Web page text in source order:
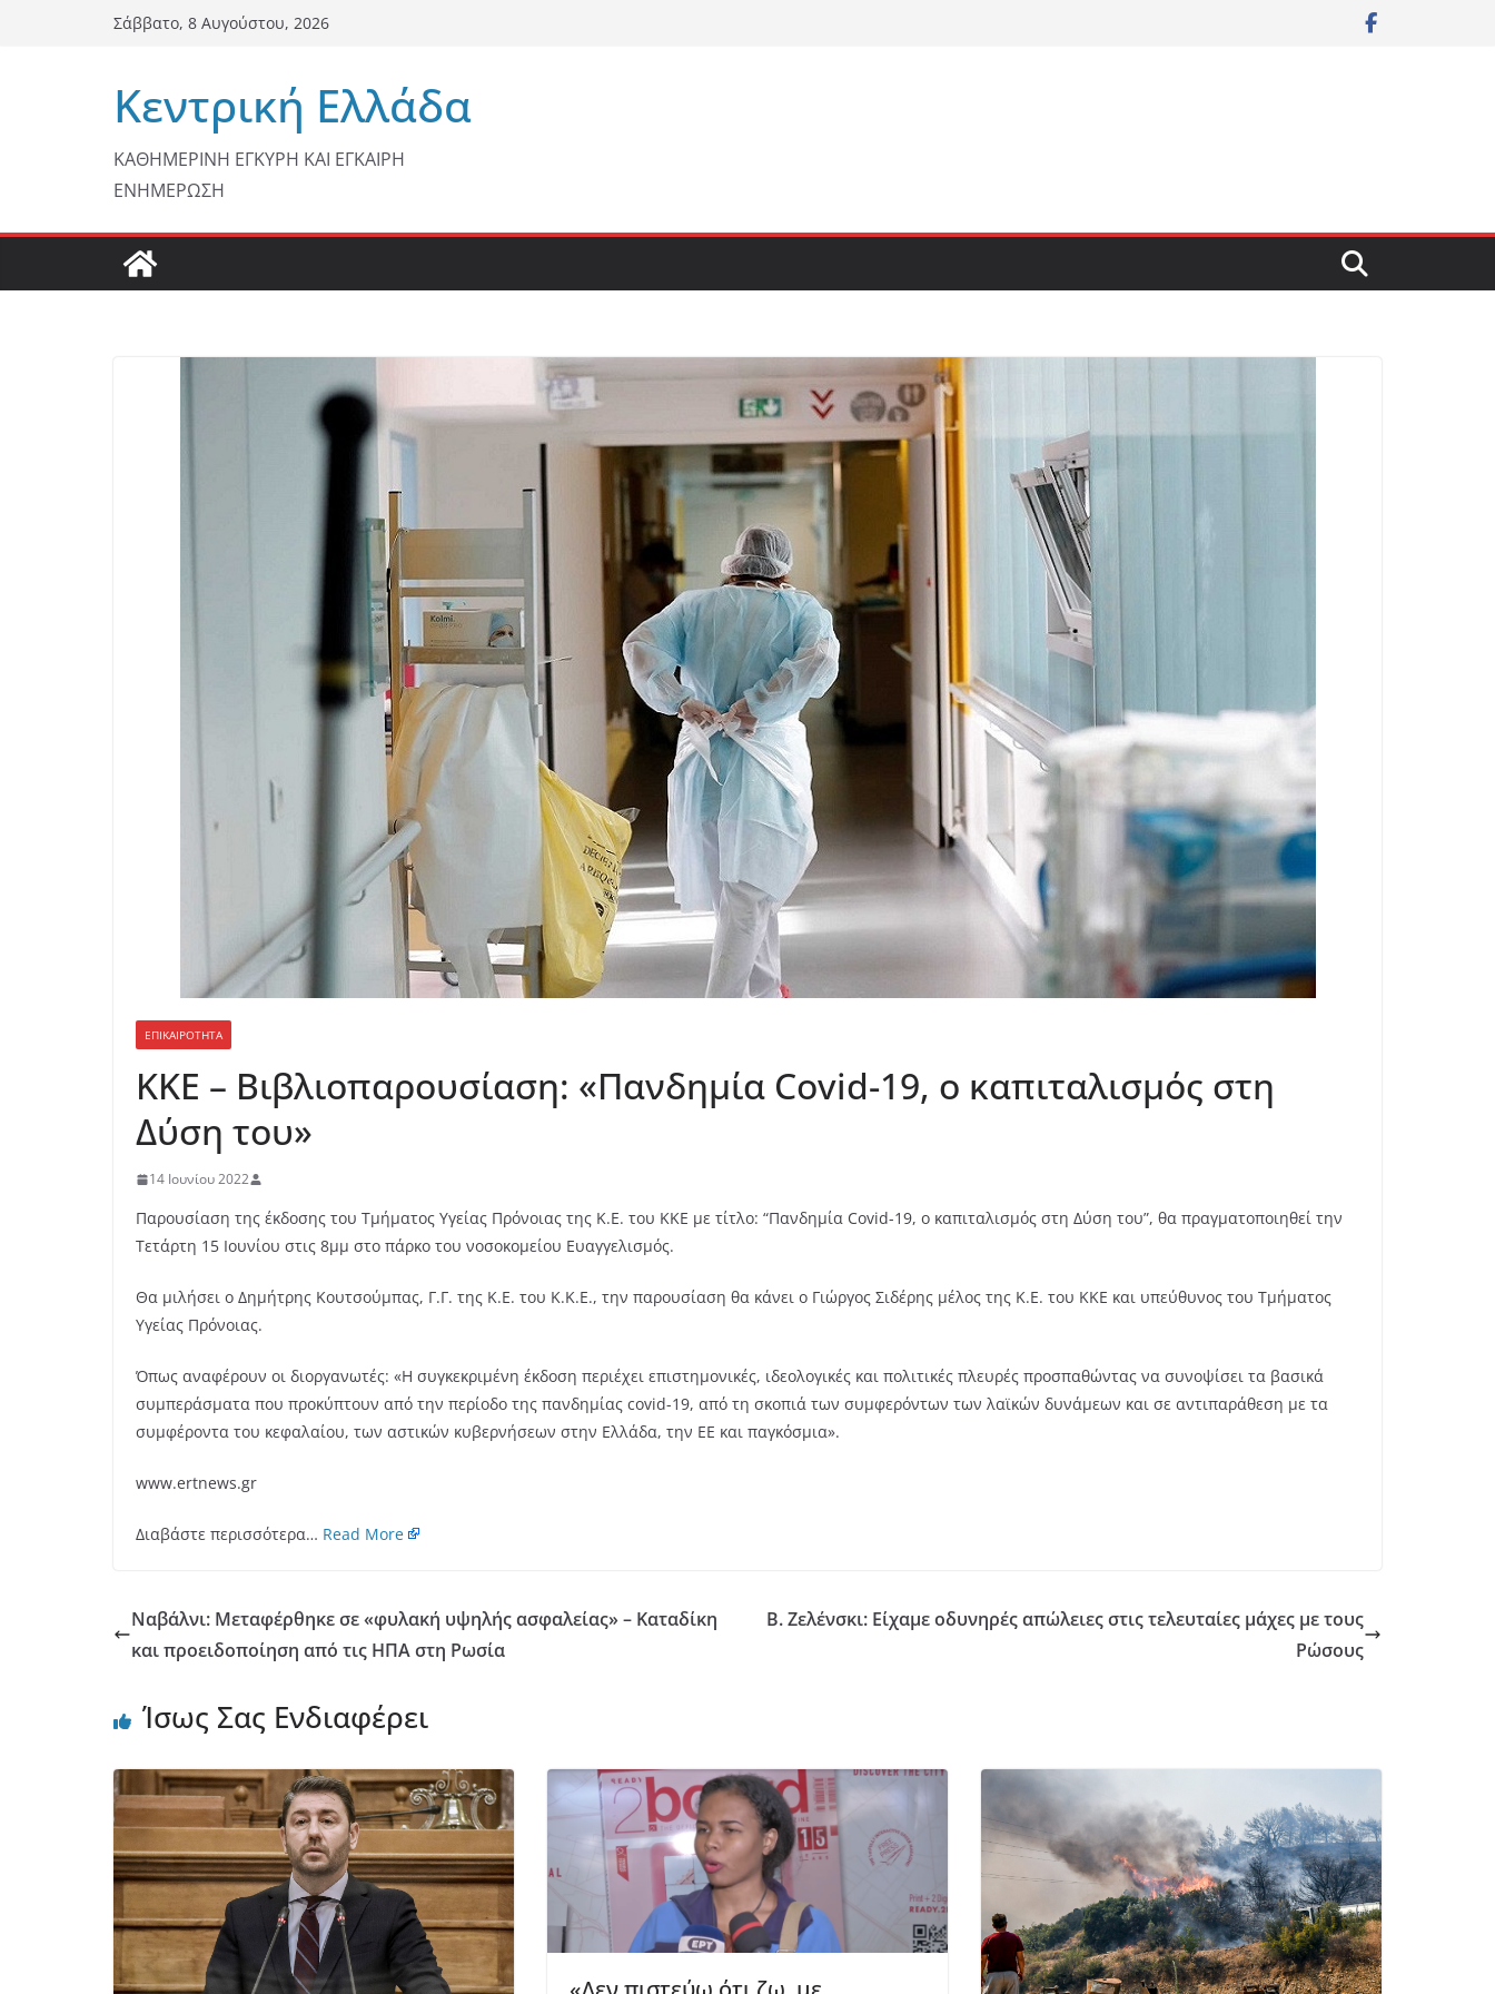
Σάββατο, 8 Αυγούστου, 2026
Κεντρική Ελλάδα
ΚΑΘΗΜΕΡΙΝΗ ΕΓΚΥΡΗ ΚΑΙ ΕΓΚΑΙΡΗ
ΕΝΗΜΕΡΩΣΗ
ΕΠΙΚΑΙΡΟΤΗΤΑ
ΚΚΕ – Βιβλιοπαρουσίαση: «Πανδημία Covid-19, o καπιταλισμός στη
Δύση του»
14 Ιουνίου 2022
Παρουσίαση της έκδοσης του Τμήματος Υγείας Πρόνοιας της Κ.Ε. του ΚΚΕ με τίτλο: “Πανδημία Covid-19, o καπιταλισμός στη Δύση του”, θα πραγματοποιηθεί την
Τετάρτη 15 Ιουνίου στις 8μμ στο πάρκο του νοσοκομείου Ευαγγελισμός.
Θα μιλήσει ο Δημήτρης Κουτσούμπας, Γ.Γ. της Κ.Ε. του Κ.Κ.Ε., την παρουσίαση θα κάνει ο Γιώργος Σιδέρης μέλος της Κ.Ε. του ΚΚΕ και υπεύθυνος του Τμήματος
Υγείας Πρόνοιας.
Όπως αναφέρουν οι διοργανωτές: «Η συγκεκριμένη έκδοση περιέχει επιστημονικές, ιδεολογικές και πολιτικές πλευρές προσπαθώντας να συνοψίσει τα βασικά
συμπεράσματα που προκύπτουν από την περίοδο της πανδημίας covid-19, από τη σκοπιά των συμφερόντων των λαϊκών δυνάμεων και σε αντιπαράθεση με τα
συμφέροντα του κεφαλαίου, των αστικών κυβερνήσεων στην Ελλάδα, την ΕΕ και παγκόσμια».
www.ertnews.gr
Διαβάστε περισσότερα… Read More
Ναβάλνι: Μεταφέρθηκε σε «φυλακή υψηλής ασφαλείας» – Καταδίκη
και προειδοποίηση από τις ΗΠΑ στη Ρωσία
Β. Ζελένσκι: Είχαμε οδυνηρές απώλειες στις τελευταίες μάχες με τους
Ρώσους
Ίσως Σας Ενδιαφέρει